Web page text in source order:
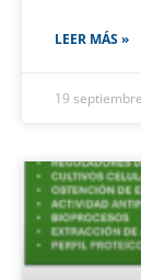
LEER MÁS »
19